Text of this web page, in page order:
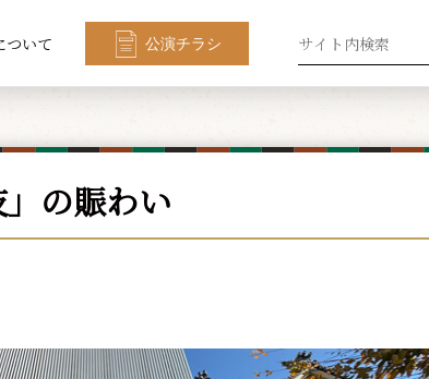
ついて 公演チラシ
の賑わい